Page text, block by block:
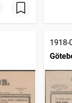
1918-